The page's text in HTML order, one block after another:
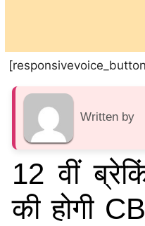
Written by
12 वीं
की होगी